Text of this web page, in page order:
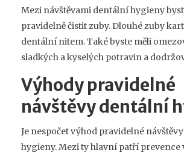
Mezi návštěvami dentální hygieny
pravidelně čistit zuby. Dlouhé zuby
dentální nitem. Také byste měli
sladkých a kyselých potravin a
Výhody pravidelné
návštěvy dentální
Je nespočet výhod pravidelné
hygieny. Mezi ty hlavní patří